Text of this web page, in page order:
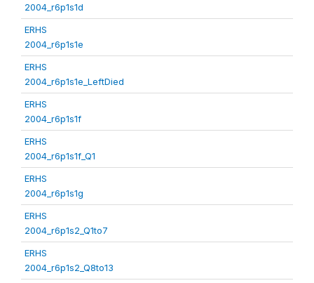
2004_r6p1s1d
ERHS
2004_r6p1s1e
ERHS
2004_r6p1s1e_LeftDied
ERHS
2004_r6p1s1f
ERHS
2004_r6p1s1f_Q1
ERHS
2004_r6p1s1g
ERHS
2004_r6p1s2_Q1to7
ERHS
2004_r6p1s2_Q8to13